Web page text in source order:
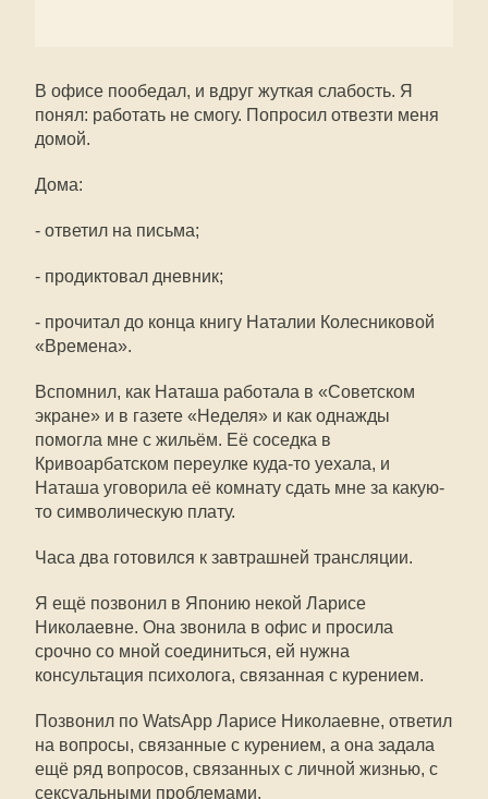
В офисе пообедал, и вдруг жуткая слабость. Я
понял: работать не смогу. Попросил отвезти меня
домой.
Дома:
- ответил на письма;
- продиктовал дневник;
- прочитал до конца книгу Наталии Колесниковой
«Времена».
Вспомнил, как Наташа работала в «Советском
экране» и в газете «Неделя» и как однажды
помогла мне с жильём. Её соседка в
Кривоарбатском переулке куда-то уехала, и
Наташа уговорила её комнату сдать мне за какую-
то символическую плату.
Часа два готовился к завтрашней трансляции.
Я ещё позвонил в Японию некой Ларисе
Николаевне. Она звонила в офис и просила
срочно со мной соединиться, ей нужна
консультация психолога, связанная с курением.
Позвонил по WatsApp Ларисе Николаевне, ответил
на вопросы, связанные с курением, а она задала
ещё ряд вопросов, связанных с личной жизнью, с
сексуальными проблемами.